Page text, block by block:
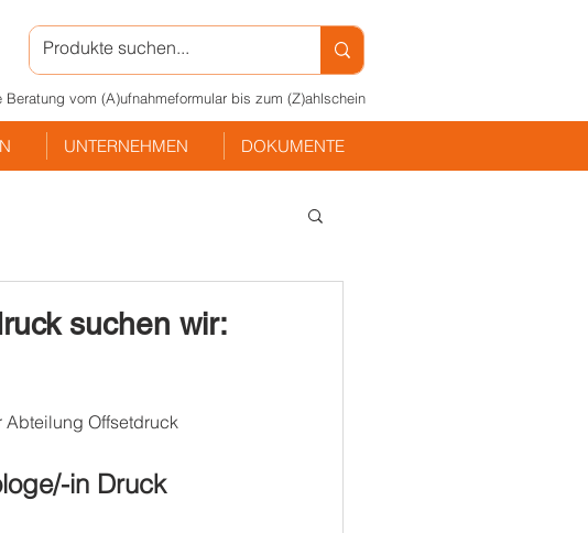
Beratung vom (A)ufnahmeformular bis zum (Z)ahlschein
UNTERNEHMEN DOKUMENTE
suchen wir:
Abteilung Offsetdruck
in Druck